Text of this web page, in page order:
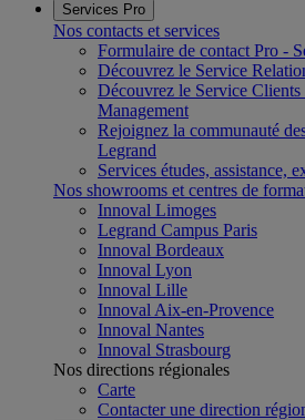
Services Pro
Nos contacts et services
Formulaire de contact Pro -
Découvrez le Service
Découvrez le Service
Management
Rejoignez la communauté
Legrand
Services études, assistance,
Nos showrooms et centres de
Innoval Limoges
Legrand Campus Paris
Innoval Bordeaux
Innoval Lyon
Innoval Lille
Innoval Aix-en-Provence
Innoval Nantes
Innoval Strasbourg
Nos directions régionales
Carte
Contacter une direction